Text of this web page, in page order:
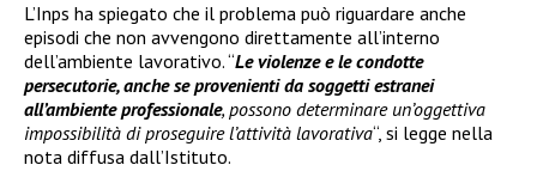
L’Inps ha spiegato che il problema può riguardare anche
episodi che non avvengono direttamente all’interno
dell’ambiente lavorativo. “Le violenze e le condotte
persecutorie, anche se provenienti da soggetti estranei
all’ambiente professionale, possono determinare un’oggettiva
impossibilità di proseguire l’attività lavorativa“, si legge nella
nota diffusa dall’Istituto.